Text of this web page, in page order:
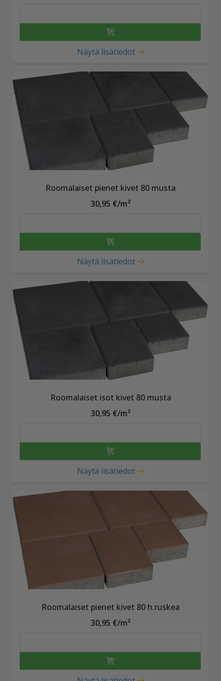
Näytä lisätiedot
Roomalaiset pienet kivet 80 musta
30,95 €/m²
Näytä lisätiedot
Roomalaiset isot kivet 80 musta
30,95 €/m²
Näytä lisätiedot
Roomalaiset pienet kivet 80 h.ruskea
30,95 €/m²